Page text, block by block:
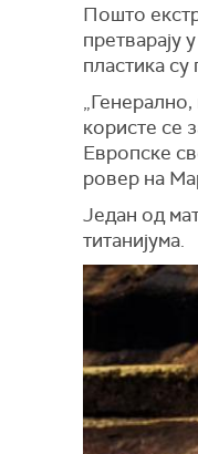
Пошто
претварају
пластика
користе се
Европске
ровер на
Један од
титанијума.